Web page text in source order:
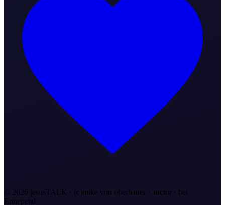
© 2026 jesusTALK · (c)mike von oberbauer · auctor · bei
Ennepetal